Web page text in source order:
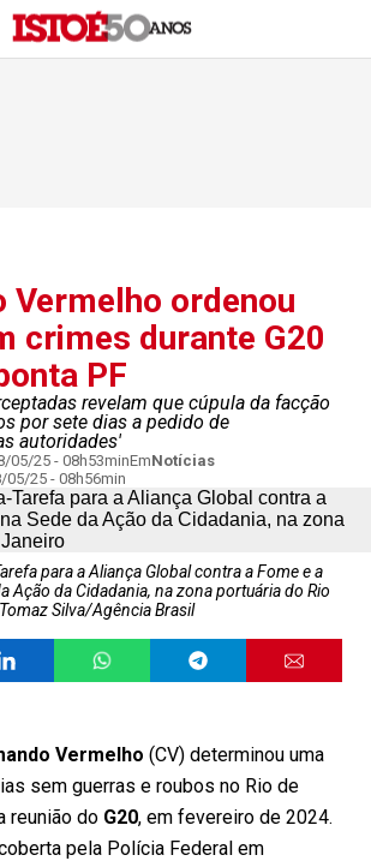
Vermelho ordenou
crimes durante G20
PF
revelam que cúpula da facção
por sete dias a pedido de
autoridades'
05/25 - 08h53minEmNotícias
05/25 - 08h56min
para a Aliança Global contra a Fome e a
Ação da Cidadania, na zona portuária do Rio
Silva/Agência Brasil
Vermelho (CV) determinou uma
sem guerras e roubos no Rio de
reunião do G20, em fevereiro de 2024.
pela Polícia Federal em